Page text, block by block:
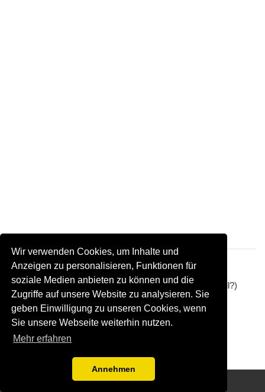
Wir verwenden Cookies, um Inhalte und
Anzeigen zu personalisieren, Funktionen für
soziale Medien anbieten zu können und die
Zugriffe auf unsere Website zu analysieren. Sie
geben Einwilligung zu unseren Cookies, wenn
Sie unsere Webseite weiterhin nutzen.
Mehr erfahren
Annehmen
Etwas hat nicht gestimmt (unvollständig oder nicht aktuell?)
Firmeninformation updaten
Löschanfrage senden